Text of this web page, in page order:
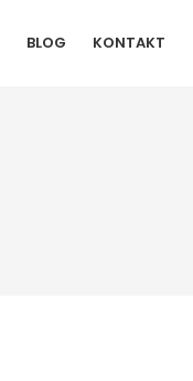
BLOG KONTAKT